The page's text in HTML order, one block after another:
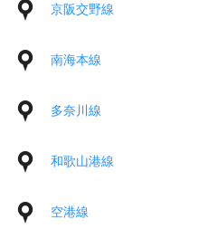
京阪交野線
南海本線
多奈川線
和歌山港線
空港線